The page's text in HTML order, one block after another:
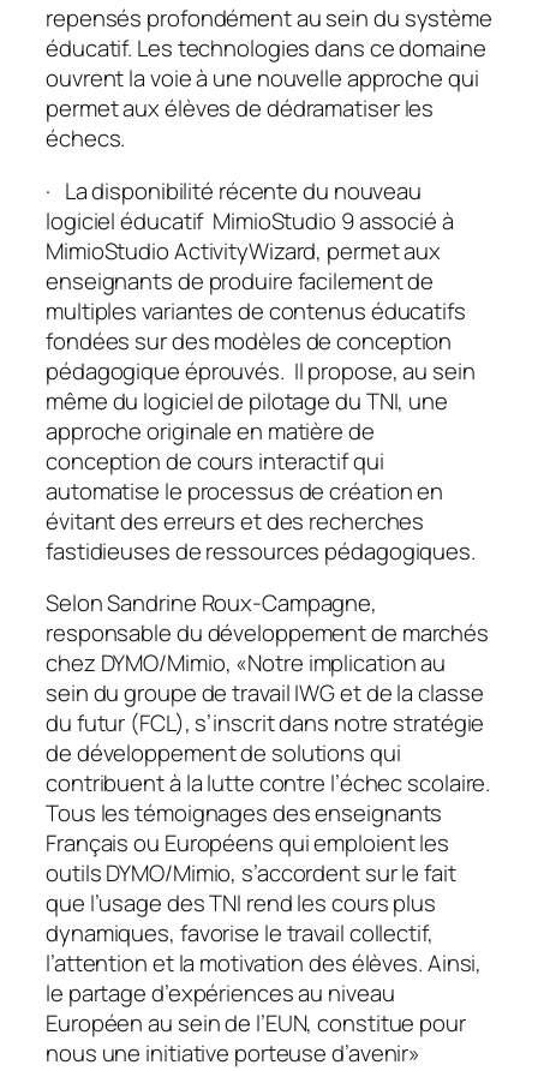
repensés profondément au sein du système
éducatif. Les technologies dans ce domaine
ouvrent la voie à une nouvelle approche qui
permet aux élèves de dédramatiser les
échecs.
· La disponibilité récente du nouveau
logiciel éducatif MimioStudio 9 associé à
MimioStudio ActivityWizard, permet aux
enseignants de produire facilement de
multiples variantes de contenus éducatifs
fondées sur des modèles de conception
pédagogique éprouvés. Il propose, au sein
même du logiciel de pilotage du TNI, une
approche originale en matière de
conception de cours interactif qui
automatise le processus de création en
évitant des erreurs et des recherches
fastidieuses de ressources pédagogiques.
Selon Sandrine Roux-Campagne,
responsable du développement de marchés
chez DYMO/Mimio, «Notre implication au
sein du groupe de travail IWG et de la classe
du futur (FCL), s’inscrit dans notre stratégie
de développement de solutions qui
contribuent à la lutte contre l’échec scolaire.
Tous les témoignages des enseignants
Français ou Européens qui emploient les
outils DYMO/Mimio, s’accordent sur le fait
que l’usage des TNI rend les cours plus
dynamiques, favorise le travail collectif,
l’attention et la motivation des élèves. Ainsi,
le partage d’expériences au niveau
Européen au sein de l’EUN, constitue pour
nous une initiative porteuse d’avenir»